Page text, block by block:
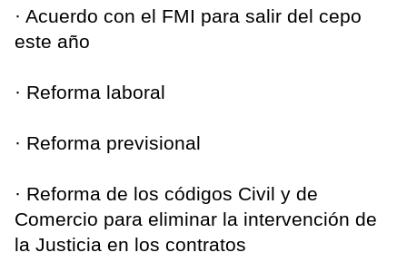
· Acuerdo con el FMI para salir del cepo
este año
· Reforma laboral
· Reforma previsional
· Reforma de los códigos Civil y de
Comercio para eliminar la intervención de
la Justicia en los contratos